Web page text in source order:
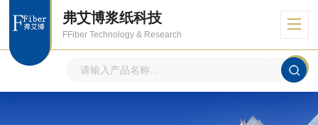
弗艾博浆纸科技
FFiber Technology & Research